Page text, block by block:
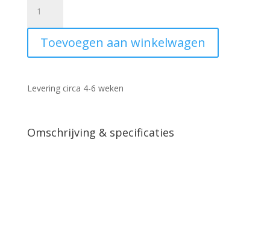
Assen
Mango
Langwerpig
190x90cm
Toevoegen aan winkelwagen
Levering circa 4-6 weken
Omschrijving & specificaties